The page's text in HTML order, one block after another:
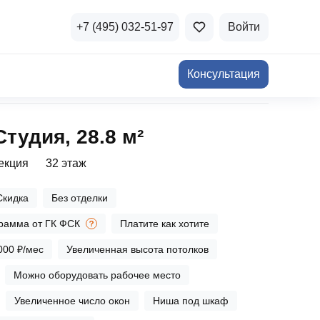
и продажа
для роста
и ответы
Все акции
+7 (495) 032-51-97 Войти
Консультация
28.8 м²
32 этаж
Без отделки
от ГК ФСК Платите как хотите
₽/мес Увеличенная высота потолков
Можно оборудовать рабочее место
Увеличенное число окон Ниша под шкаф